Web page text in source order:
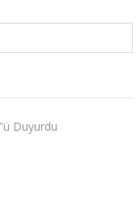
Duyurdu